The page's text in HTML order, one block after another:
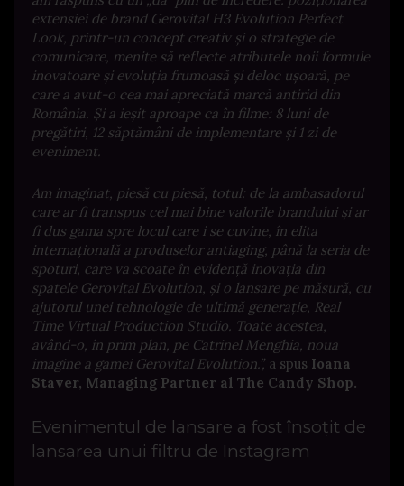
extensiei de brand Gerovital H3 Evolution Perfect
Look, printr-un concept creativ și o strategie de
comunicare, menite să reflecte atributele noii formule
inovatoare și evoluția frumoasă și deloc ușoară, pe
care a avut-o cea mai apreciată marcă antirid din
România. Și a ieșit aproape ca în filme: 8 luni de
pregătiri, 12 săptămâni de implementare și 1 zi de
eveniment.
Am imaginat, piesă cu piesă, totul: de la ambasadorul
care ar fi transpus cel mai bine valorile brandului și ar
fi dus gama spre locul care i se cuvine, în elita
internațională a produselor antiaging, până la seria de
spoturi, care va scoate în evidență inovația din
spatele Gerovital Evolution, și o lansare pe măsură, cu
ajutorul unei tehnologie de ultimă generație, Real
Time Virtual Production Studio. Toate acestea,
având-o, în prim plan, pe Catrinel Menghia, noua
imagine a gamei Gerovital Evolution.”, a spus Ioana
Staver, Managing Partner al The Candy Shop.
Evenimentul de lansare a fost însoțit de
lansarea unui filtru de Instagram